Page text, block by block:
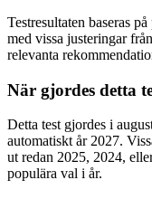
Testresultaten baseras
med vissa justeringar
relevanta
När gjordes detta
Detta test gjordes i
automatiskt år 2027.
ut redan 2025, 2024,
populära val i år.